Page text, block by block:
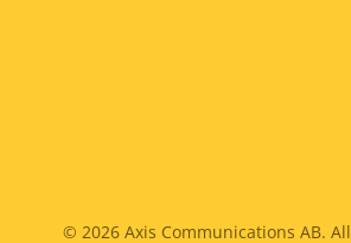
© 2026 Axis Communications AB.